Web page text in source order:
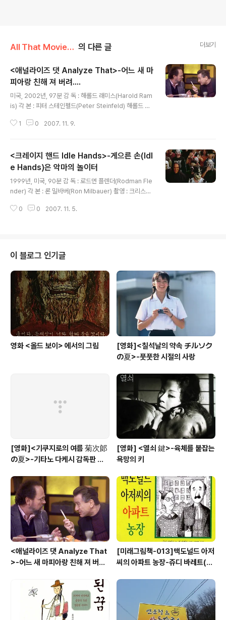
All That Movie/Comedy 의 다른 글 더보기
<애널라이즈 댓 Analyze That>-어느 새 마
피아랑 친해 져 버려....
미국, 2002년, 97분 감 독 : 해롤드 래미스(Harold Ram
is) 각 본 : 피터 스테인펠드(Peter Steinfeld) 해롤드 래
네스 로너건(Kenneth Lonergan) 피터 톨란(Peter Tol
쿠드로(Lisa Kudrow) 조 비터렐리(Joe Viterelli) 캐시
모리어티(Cathy Moriarty) 조이 디아즈(Joey Diaz) 제
롬 르페이지(Jerome LePage) 조셉 보노(Joseph Bo
no) 브라이언 로갈스키(Brian Rogalski) 토..
1 0 2007. 11. 9.
<크레이지 핸드 Idle Hands>-게으른 손(Idl
e Hands)은 악마의 놀이터
1999년, 미국, 90분 감 독 : 로드먼 플렌더(Rodman Fle
nder) 각 본 : 론 밀바버(Ron Milbauer) 촬영 : 크리스토
Sawa) 세스 그린(Seth Green) 엘든 헨슨(Elden Hens
떤 유명한 철학가들이 했을 법한 이 철학적 의미를 호러식
코미디로 버무려 낸 독특한 B급 영화. 우연히 늘어져 자고
일어난 주인공은 집 안의 정막을 이해하지 못하고 자신의
게으른 일상을 이어간다. 늦잠을 자고 대..
0 0 2007. 11. 5.
이 블로그 인기글
영화 <올드 보이> 에서의 그림
[영화]<칠석날의 약속 チルソク
の夏>-풋풋한 시절의 사랑
[영화]<기쿠지로의 여름 菊次郞
の夏>-기타노 다케시 감독판 키
[영화] <열쇠 鍵>-육체를 붙잡는
욕망의 키
<애널라이즈 댓 Analyze That
>-어느 새 마피아랑 친해 져 버
[미래그림책-013]맥도널드 아저
씨의 아파트 농장-쥬디 바레트(Ju